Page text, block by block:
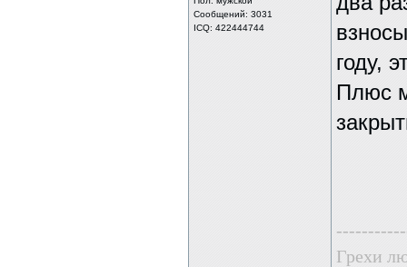
Сообщений: 3031
ICQ: 422444744
году,
Плюс
Грехи